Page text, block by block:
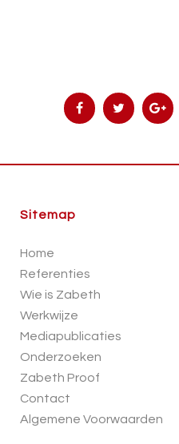
Sitemap
Home
Referenties
Wie is Zabeth
Werkwijze
Mediapublicaties
Onderzoeken
Zabeth Proof
Contact
Algemene Voorwaarden